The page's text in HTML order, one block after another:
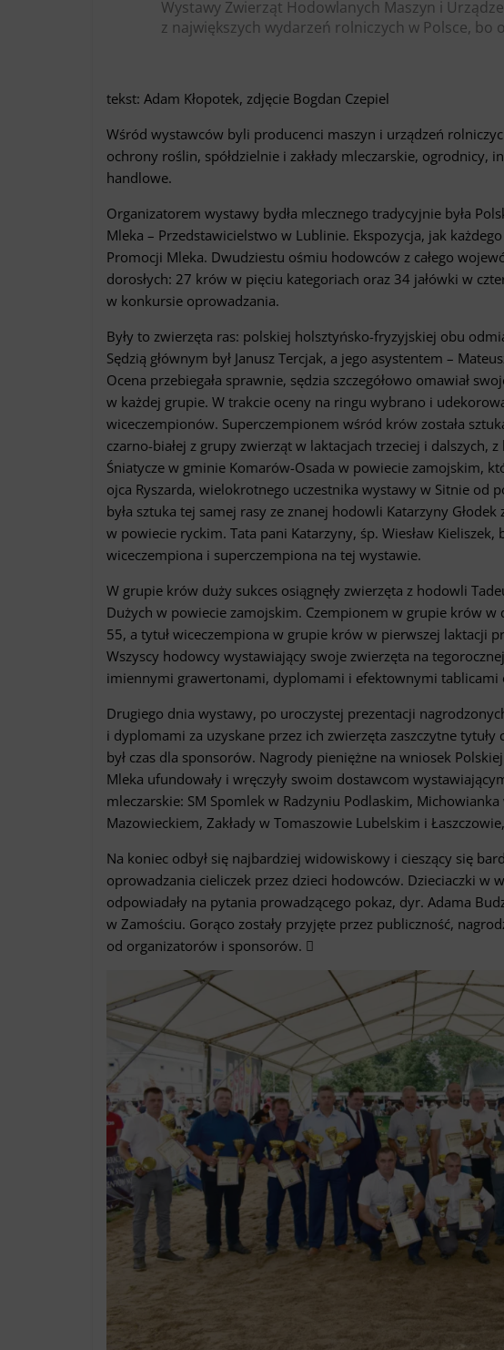
Wystawy Zwierząt Hodowlanych Maszyn i
z największych wydarzeń rolniczych w Polsce, bo
tekst: Adam Kłopotek, zdjęcie Bogdan Czepiel
Wśród wystawców byli producenci maszyn i urządzeń
ochrony roślin, spółdzielnie i zakłady mleczarskie, ogrodnicy,
handlowe.
Organizatorem wystawy bydła mlecznego tradycyjnie była
Mleka – Przedstawicielstwo w Lublinie. Ekspozycja, jak
Promocji Mleka. Dwudziestu ośmiu hodowców z całego
dorosłych: 27 krów w pięciu kategoriach oraz 34 jałówki w
w konkursie oprowadzania.
Były to zwierzęta ras: polskiej holsztyńsko-fryzyjskiej obu
Sędzią głównym był Janusz Tercjak, a jego asystentem –
Ocena przebiegała sprawnie, sędzia szczegółowo omawiał
w każdej grupie. W trakcie oceny na ringu wybrano i
wiceczempionów. Superczempionem wśród krów została
czarno-białej z grupy zwierząt w laktacjach trzeciej i dalszych,
Śniatycze w gminie Komarów-Osada w powiecie zamojskim,
ojca Ryszarda, wielokrotnego uczestnika wystawy w Sitnie od
była sztuka tej samej rasy ze znanej hodowli Katarzyny
w powiecie ryckim. Tata pani Katarzyny, śp. Wiesław
wiceczempiona i superczempiona na tej wystawie.
W grupie krów duży sukces osiągnęły zwierzęta z hodowli
Dużych w powiecie zamojskim. Czempionem w grupie krów w
55, a tytuł wiceczempiona w grupie krów w pierwszej laktacji
Wszyscy hodowcy wystawiający swoje zwierzęta na
imiennymi grawertonami, dyplomami i efektownymi tablicami
Drugiego dnia wystawy, po uroczystej prezentacji
i dyplomami za uzyskane przez ich zwierzęta zaszczytne
był czas dla sponsorów. Nagrody pieniężne na wniosek
Mleka ufundowały i wręczyły swoim dostawcom
mleczarskie: SM Spomlek w Radzyniu Podlaskim,
Mazowieckiem, Zakłady w Tomaszowie Lubelskim i
Na koniec odbył się najbardziej widowiskowy i cieszący się
oprowadzania cieliczek przez dzieci hodowców. Dzieciaczki w
odpowiadały na pytania prowadzącego pokaz, dyr. Adama
w Zamościu. Gorąco zostały przyjęte przez publiczność,
od organizatorów i sponsorów. 